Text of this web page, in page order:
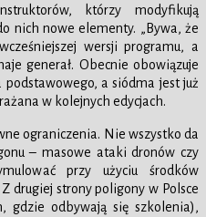
którzy modyfikują
nich nowe elementy. „Bywa, że
wersji programu, a
generał. Obecnie obowiązuje
a siódma jest już
w kolejnych edycjach.
ograniczenia. Nie wszystko da
– masowe ataki dronów czy
przy użyciu środków
drugiej strony poligony w Polsce
gdzie odbywają się szkolenia),